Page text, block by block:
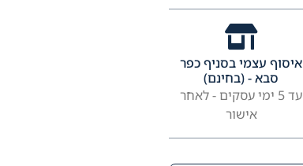
איסוף עצמי בסניף כפר
סבא - (בחינם)
עד 5 ימי עסקים - לאחר
אישור